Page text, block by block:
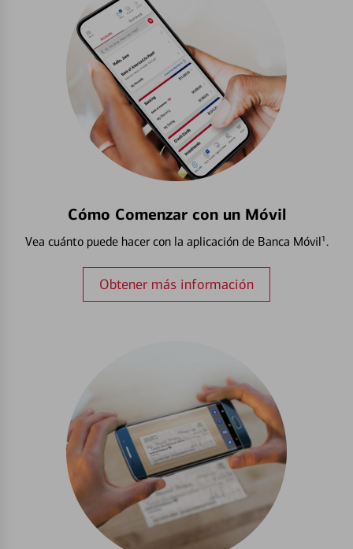
Cómo Comenzar con un Móvil
Vea cuánto puede hacer con la aplicación de Banca Móvil¹.
Obtener más información